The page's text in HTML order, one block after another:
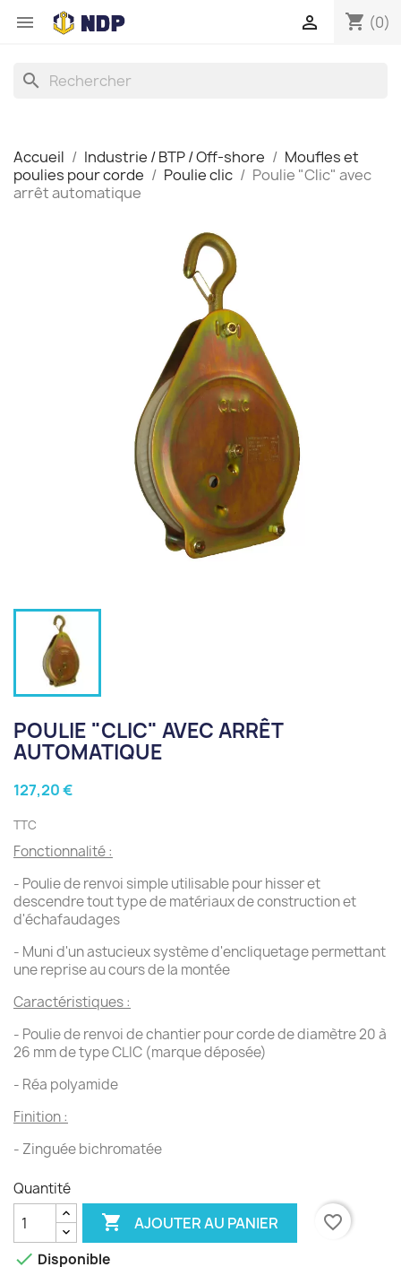
 shopping_cart (0)

search
Accueil Industrie / BTP / Off-shore
Moufles et
poulies pour corde
Poulie clic
Poulie "Clic" avec
arrêt automatique
POULIE "CLIC" AVEC ARRÊT
AUTOMATIQUE
127,20 €
TTC
Fonctionnalité :
- Poulie de renvoi simple utilisable pour hisser et
descendre tout type de matériaux de construction et
d'échafaudages
- Muni d'un astucieux système d'encliquetage permettant
une reprise au cours de la montée
Caractéristiques :
- Poulie de renvoi de chantier pour corde de diamètre 20 à
26 mm de type CLIC (marque déposée)
- Réa polyamide
Finition :
- Zinguée bichromatée
Quantité
 AJOUTER AU PANIER
favorite_border
 Disponible